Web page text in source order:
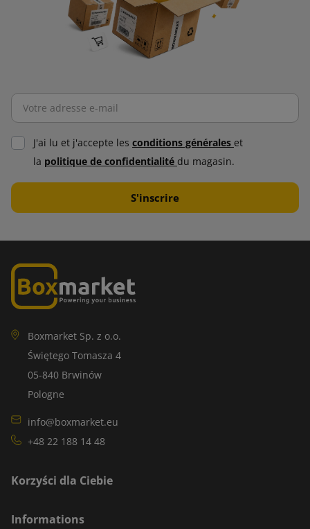
J'ai lu et j'accepte les conditions générales et
la politique de confidentialité du magasin.
Boxmarket Sp. z o.o.
Świętego Tomasza 4
05-840 Brwinów
Pologne
info@boxmarket.eu
+48 22 188 14 48
Korzyści dla Ciebie
Informations